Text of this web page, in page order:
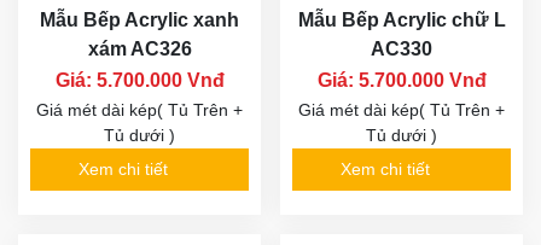
Mẫu Bếp Acrylic xanh
xám AC326
Giá: 5.700.000 Vnđ
Giá mét dài kép( Tủ Trên +
Tủ dưới )
Xem chi tiết
Mẫu Bếp Acrylic chữ L
AC330
Giá: 5.700.000 Vnđ
Giá mét dài kép( Tủ Trên +
Tủ dưới )
Xem chi tiết